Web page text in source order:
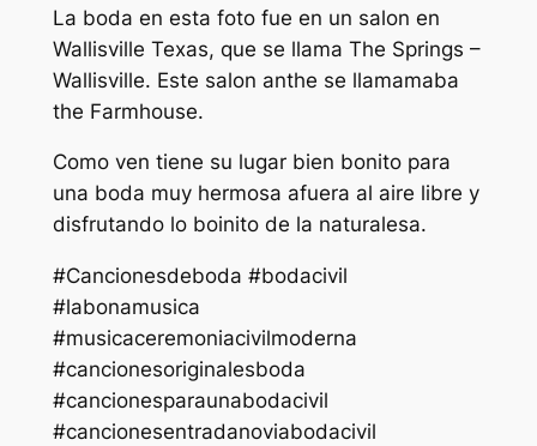
La boda en esta foto fue en un salon en
Wallisville Texas, que se llama The Springs –
Wallisville. Este salon anthe se llamamaba
the Farmhouse.
Como ven tiene su lugar bien bonito para
una boda muy hermosa afuera al aire libre y
disfrutando lo boinito de la naturalesa.
#Cancionesdeboda #bodacivil
#labonamusica
#musicaceremoniacivilmoderna
#cancionesoriginalesboda
#cancionesparaunabodacivil
#cancionesentradanoviabodacivil